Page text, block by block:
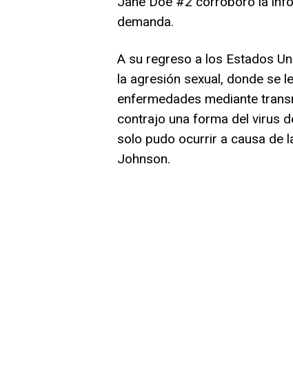
demanda.
A su regreso a los Estados
la agresión sexual, donde se
enfermedades mediante
contrajo una forma del virus
solo pudo ocurrir a causa de
Johnson.